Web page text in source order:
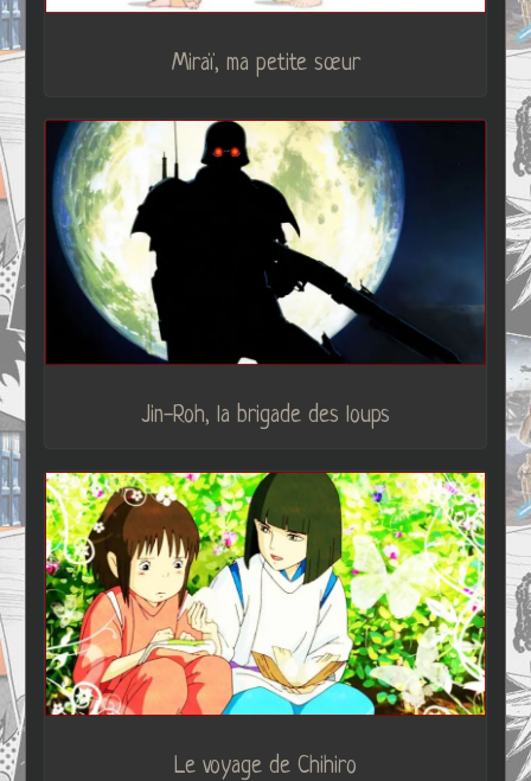
Miraï, ma petite sœur
Jin-Roh, la brigade des loups
Le voyage de Chihiro